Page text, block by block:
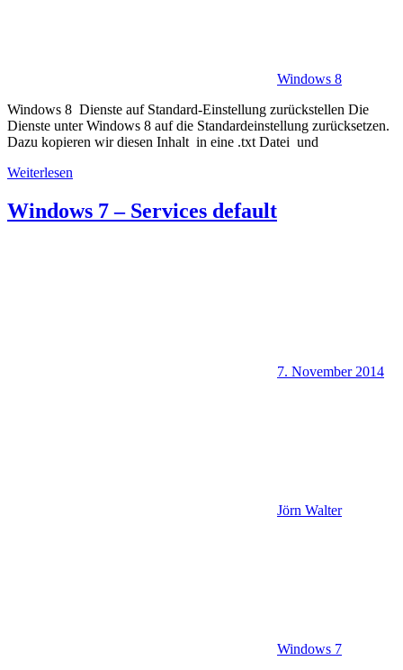
Windows 8
Windows 8 Dienste auf Standard-Einstellung zurückstellen Die
Dienste unter Windows 8 auf die Standardeinstellung zurücksetzen.
Dazu kopieren wir diesen Inhalt in eine .txt Datei und
Weiterlesen
Windows 7 – Services default
7. November 2014
Jörn Walter
Windows 7